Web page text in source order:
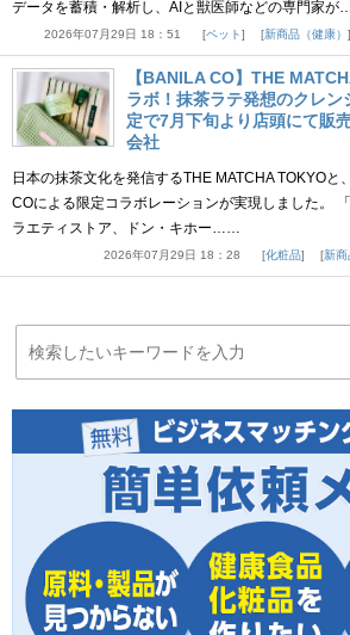
データを蓄積・解析し、AIと獣医師などの専門家が
2026年07月29日 18：51 ペット 新商品（健康）
【BANILA CO】THE
ラボ！抹茶ラテ発想のクレン
定で7月下旬より店頭にて販
会社
日本の抹茶文化を発信するTHE MATCHA TOKYOと
COによる限定コラボレーションが実現しました。
ラエティストア、ドン・キホー……
2026年07月29日 18：28 化粧品 新商